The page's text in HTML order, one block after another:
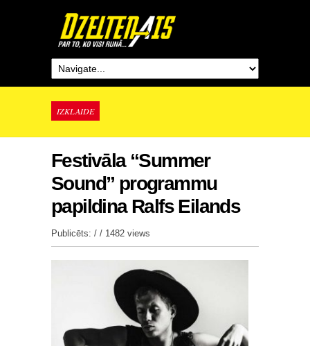
IZKLAIDE
Festivāla “Summer
Sound” programmu
papildina Ralfs Eilands
Publicēts: / / 1482 views